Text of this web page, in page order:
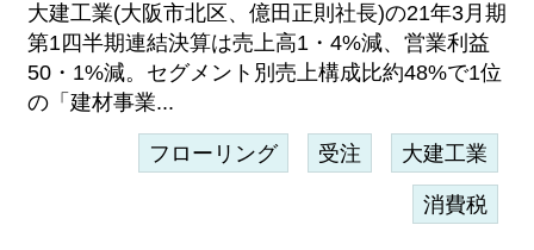
大建工業(大阪市北区、億田正則社長)の21年3月期
第1四半期連結決算は売上高1・4%減、営業利益
50・1%減。セグメント別売上構成比約48%で1位
の「建材事業...
フローリング 受注 大建工業
消費税